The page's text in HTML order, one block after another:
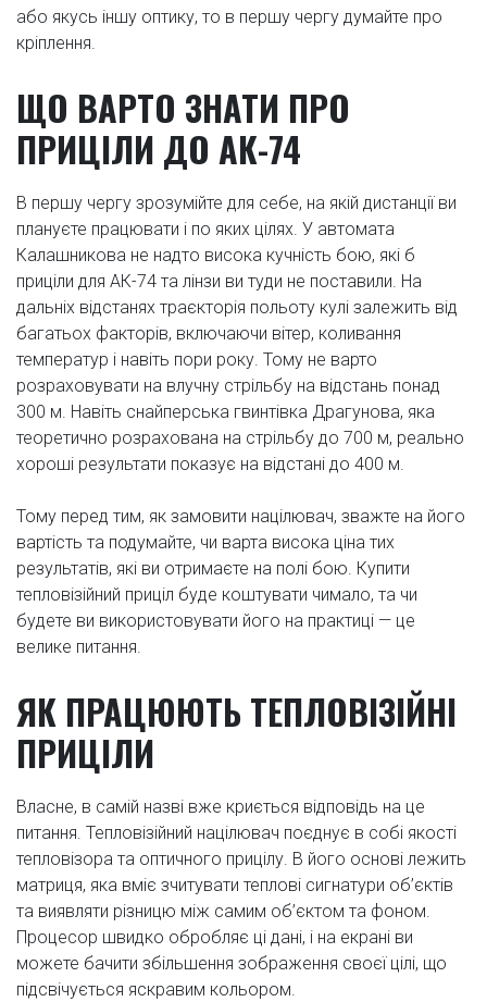
або якусь іншу оптику, то в першу чергу думайте про
кріплення.
ЩО ВАРТО ЗНАТИ ПРО
ПРИЦІЛИ ДО АК-74
В першу чергу зрозумійте для себе, на якій дистанції ви
плануєте працювати і по яких цілях. У автомата
Калашникова не надто висока кучність бою, які б
приціли для АК-74 та лінзи ви туди не поставили. На
дальніх відстанях траєкторія польоту кулі залежить від
багатьох факторів, включаючи вітер, коливання
температур і навіть пори року. Тому не варто
розраховувати на влучну стрільбу на відстань понад
300 м. Навіть снайперська гвинтівка Драгунова, яка
теоретично розрахована на стрільбу до 700 м, реально
хороші результати показує на відстані до 400 м.
Тому перед тим, як замовити націлювач, зважте на його
вартість та подумайте, чи варта висока ціна тих
результатів, які ви отримаєте на полі бою. Купити
тепловізійний приціл буде коштувати чимало, та чи
будете ви використовувати його на практиці — це
велике питання.
ЯК ПРАЦЮЮТЬ ТЕПЛОВІЗІЙНІ
ПРИЦІЛИ
Власне, в самій назві вже криється відповідь на це
питання. Тепловізійний націлювач поєднує в собі якості
тепловізора та оптичного прицілу. В його основі лежить
матриця, яка вміє зчитувати теплові сигнатури об’єктів
та виявляти різницю між самим об’єктом та фоном.
Процесор швидко обробляє ці дані, і на екрані ви
можете бачити збільшення зображення своєї цілі, що
підсвічується яскравим кольором.